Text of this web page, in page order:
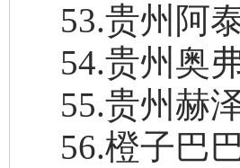
53.贵州阿
54.贵州奥
55.贵州赫
56.橙子巴